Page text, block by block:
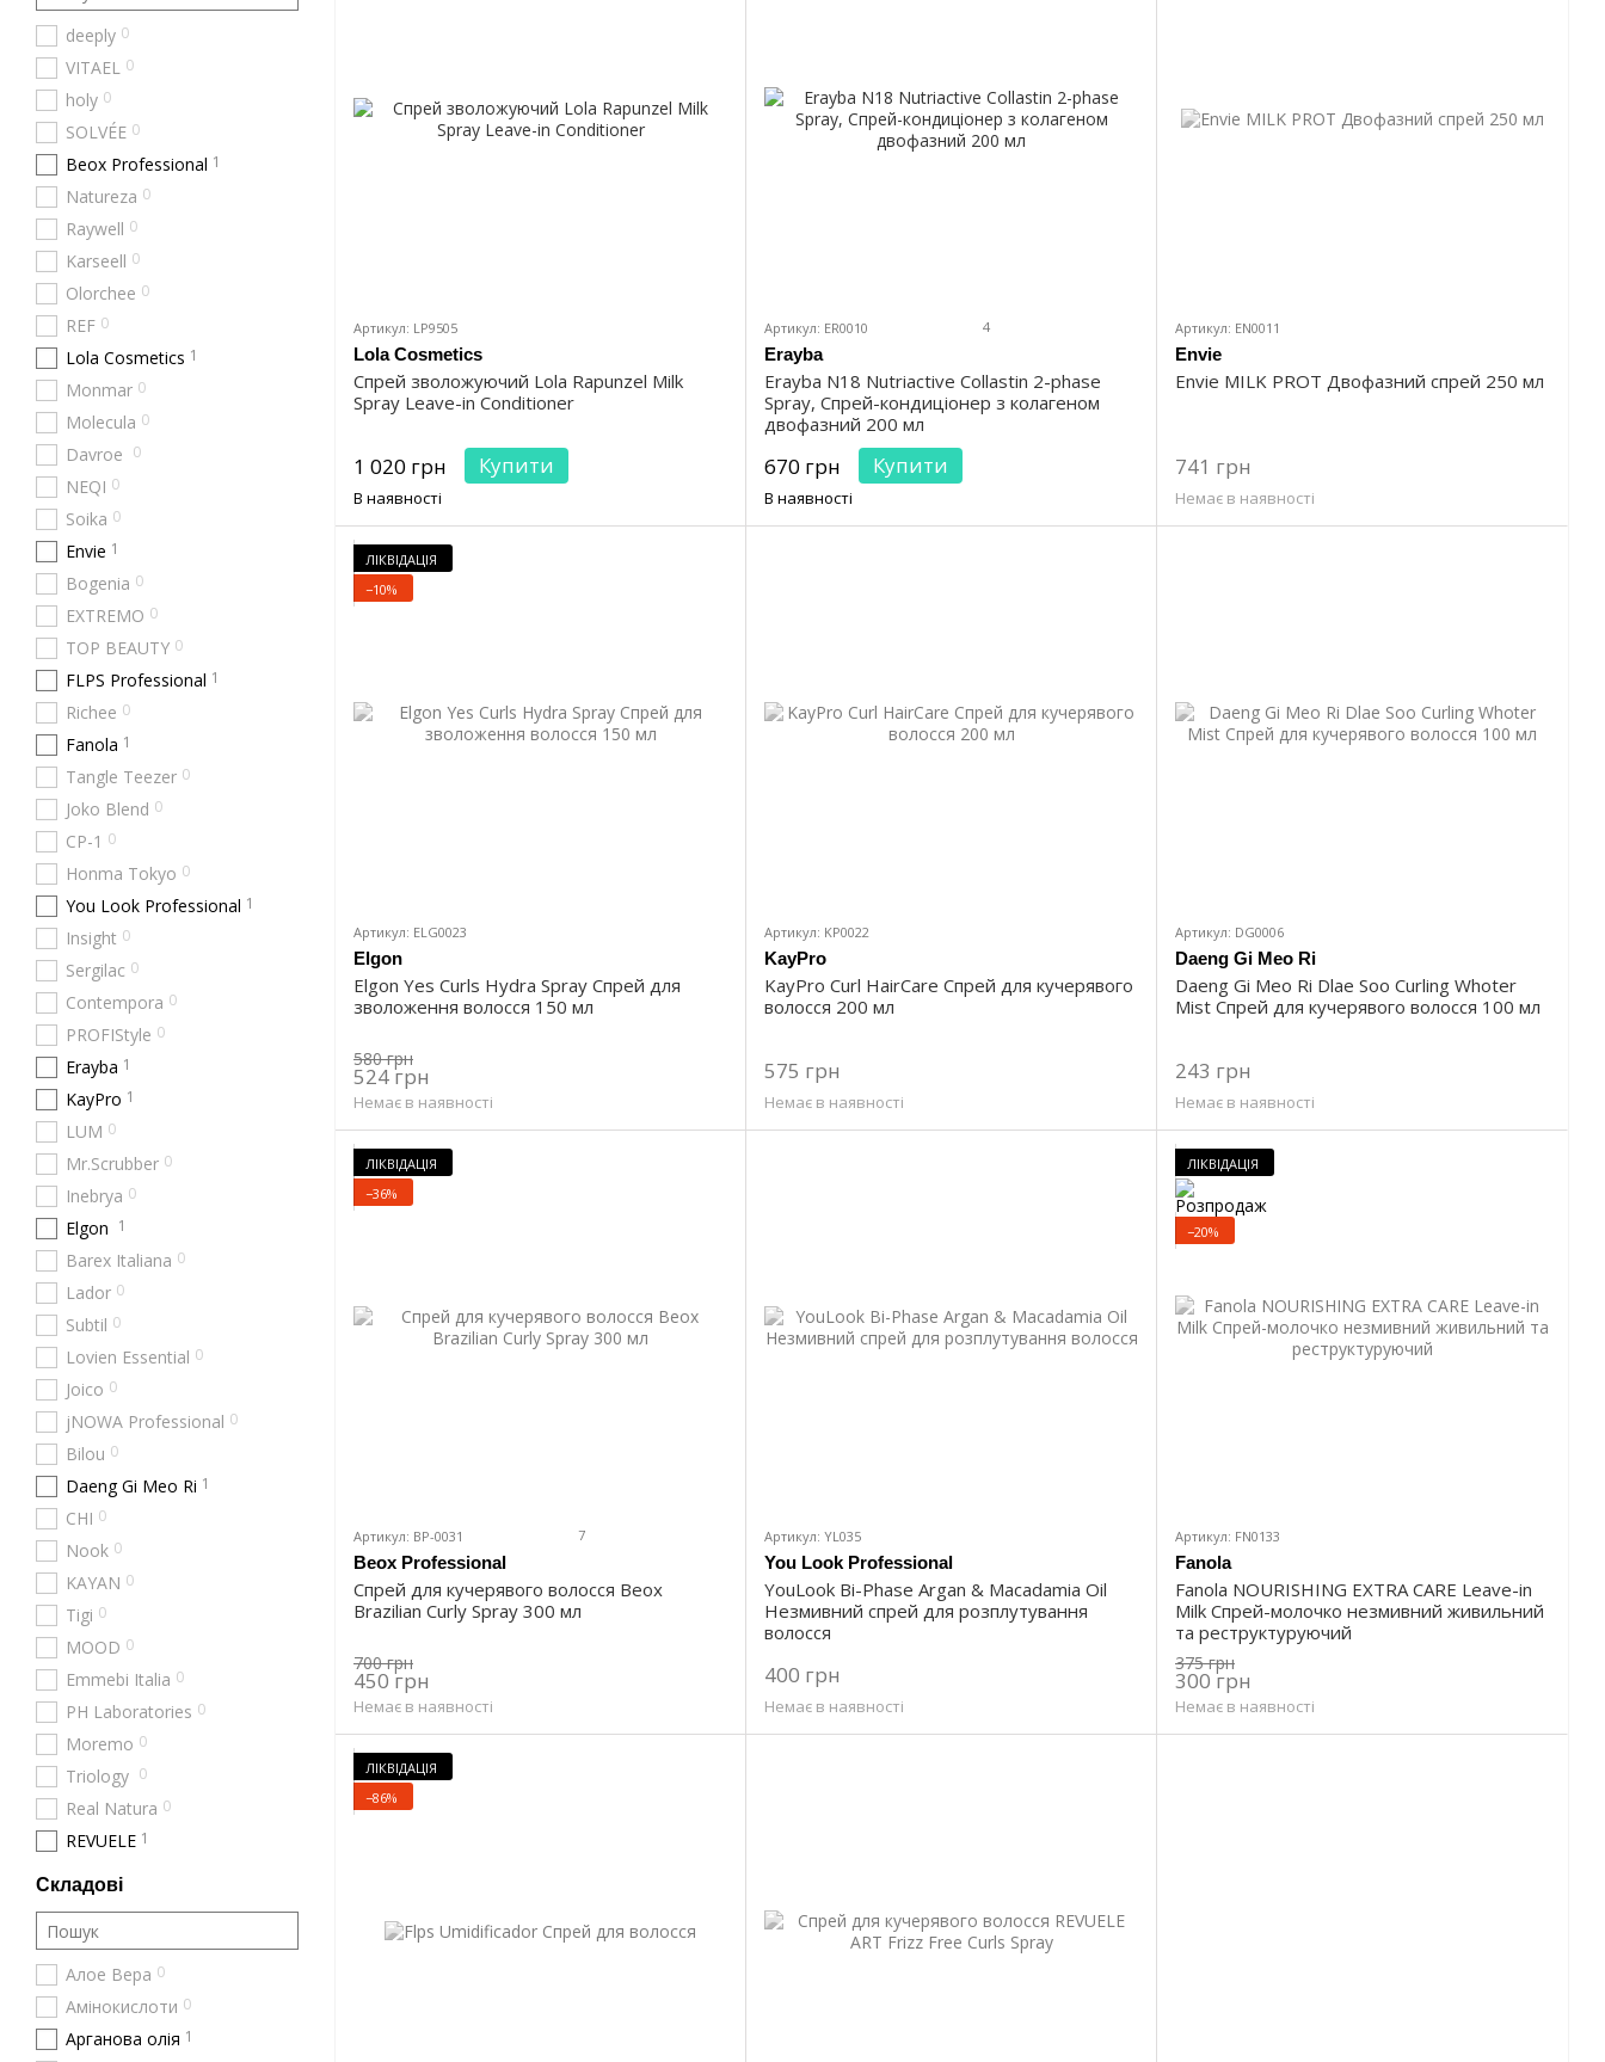
Артикул: LP9505
Lola Cosmetics
Спрей зволожуючий Lola Rapunzel Milk
Spray Leave-in Conditioner
1 020 грн Купити
В наявності
Артикул: ER0010 4
Erayba
Erayba N18 Nutriactive Collastin 2-phase
Spray, Спрей-кондиціонер з колагеном
двофазний 200 мл
670 грн Купити
В наявності
Артикул: EN0011
Envie
Envie MILK PROT Двофазний спрей 250 мл
741 грн
Немає в наявності
ЛІКВІДАЦІЯ
−10%
Артикул: ELG0023
Elgon
Elgon Yes Curls Hydra Spray Спрей для
зволоження волосся 150 мл
580 грн
524 грн
Немає в наявності
Артикул: KP0022
KayPro
KayPro Curl HairCare Спрей для кучерявого
волосся 200 мл
575 грн
Немає в наявності
Артикул: DG0006
Daeng Gi Meo Ri
Daeng Gi Meo Ri Dlae Soo Curling Whoter
Mist Спрей для кучерявого волосся 100 мл
243 грн
Немає в наявності
ЛІКВІДАЦІЯ
−36%
Артикул: BP-0031 7
Beox Professional
Спрей для кучерявого волосся Beox
Brazilian Curly Spray 300 мл
700 грн
450 грн
Немає в наявності
Артикул: YL035
You Look Professional
YouLook Bi-Phase Argan & Macadamia Oil
Незмивний спрей для розплутування
волосся
400 грн
Немає в наявності
ЛІКВІДАЦІЯ
−20%
Артикул: FN0133
Fanola
Fanola NOURISHING EXTRA CARE Leave-in
Milk Спрей-молочко незмивний живильний
та реструктуруючий
375 грн
300 грн
Немає в наявності
ЛІКВІДАЦІЯ
−86%
deeply 0
VITAEL 0
holy 0
SOLVÉE 0
Beox Professional 1
Natureza 0
Raywell 0
Karseell 0
Olorchee 0
REF 0
Lola Cosmetics 1
Monmar 0
Molecula 0
Davroe 0
NEQI 0
Soika 0
Envie 1
Bogenia 0
EXTREMO 0
TOP BEAUTY 0
FLPS Professional 1
Richee 0
Fanola 1
Tangle Teezer 0
Joko Blend 0
CP-1 0
Honma Tokyo 0
You Look Professional 1
Insight 0
Sergilac 0
Contempora 0
PROFIStyle 0
Erayba 1
KayPro 1
LUM 0
Mr.Scrubber 0
Inebrya 0
Elgon 1
Barex Italiana 0
Lador 0
Subtil 0
Lovien Essential 0
Joico 0
jNOWA Professional 0
Bilou 0
Daeng Gi Meo Ri 1
CHI 0
Nook 0
KAYAN 0
Tigi 0
MOOD 0
Emmebi Italia 0
PH Laboratories 0
Moremo 0
Triology 0
Real Natura 0
REVUELE 1
Складові
Алое Вера 0
Амінокислоти 0
Арганова олія 1